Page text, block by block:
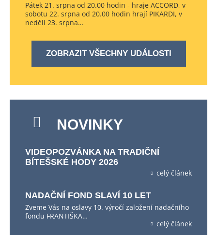
Pátek 21. srpna od 20.00 hodin - hraje ACCORD, v
sobotu 22. srpna od 20.00 hodin hrají PIKARDI, v
neděli 23. srpna…
ZOBRAZIT VŠECHNY UDÁLOSTI
NOVINKY
VIDEOPOZVÁNKA NA TRADIČNÍ
BÍTEŠSKÉ HODY 2026
celý článek
NADAČNÍ FOND SLAVÍ 10 LET
Zveme Vás na oslavy 10. výročí založení nadačního
fondu FRANTIŠKA…
celý článek